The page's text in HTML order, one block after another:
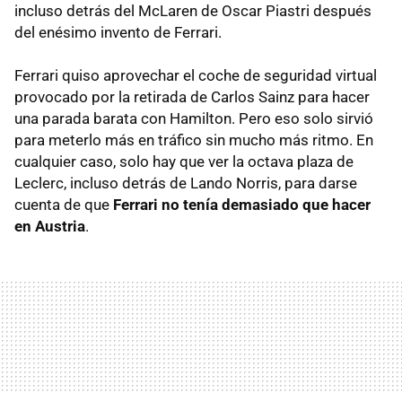
incluso detrás del McLaren de Oscar Piastri después
del enésimo invento de Ferrari.
Ferrari quiso aprovechar el coche de seguridad virtual
provocado por la retirada de Carlos Sainz para hacer
una parada barata con Hamilton. Pero eso solo sirvió
para meterlo más en tráfico sin mucho más ritmo. En
cualquier caso, solo hay que ver la octava plaza de
Leclerc, incluso detrás de Lando Norris, para darse
cuenta de que Ferrari no tenía demasiado que hacer
en Austria.